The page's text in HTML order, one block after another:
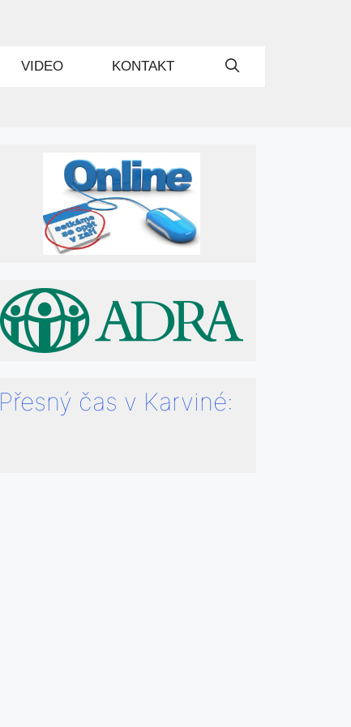
VIDEO KONTAKT
Přesný čas v Karviné: